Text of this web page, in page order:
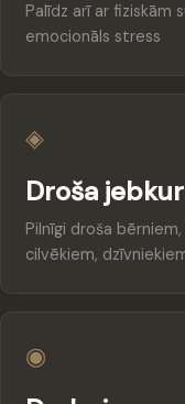
Palīdz arī ar fiziskām
emocionāls stress
◈
Droša
Pilnīgi droša
cilvēkiem,
◉